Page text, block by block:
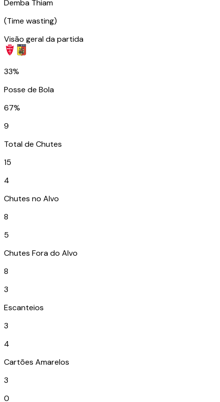
Demba Thiam
(Time wasting)
Visão geral da partida
33%
Posse de Bola
67%
9
Total de Chutes
15
4
Chutes no Alvo
8
5
Chutes Fora do Alvo
8
3
Escanteios
3
4
Cartões Amarelos
3
0